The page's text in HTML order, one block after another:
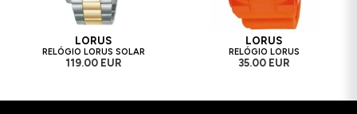
LORUS
RELÓGIO LORUS SOLAR
119.00 EUR
LORUS
RELÓGIO LORUS
35.00 EUR